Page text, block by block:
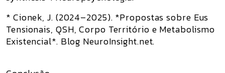
* Cionek, J. (2024–2025). *Propostas sobre Eus
Tensionais, QSH, Corpo Território e Metabolismo
Existencial*. Blog NeuroInsight.net.